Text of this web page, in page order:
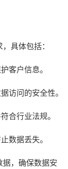
具体包括：
客户信息。
访问的安全性。
合行业法规。
数据丢失。
，确保数据安